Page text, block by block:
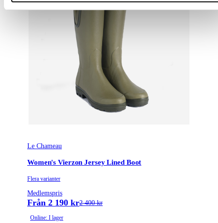
Le Chameau
Women's Vierzon Jersey Lined Boot
Flera varianter
Medlemspris
Från 2 190 kr2 400 kr
Online: I lager